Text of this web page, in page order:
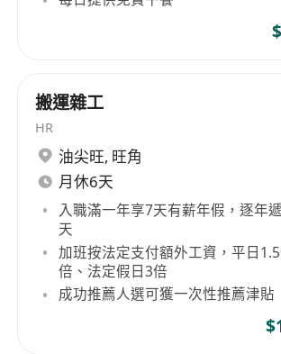
搬運雜工
HR
油尖旺, 旺角
月休6天
入職滿一年享7天有薪年假，逐年
天
加班按法定支付額外工資，平日
倍、法定假日3倍
成功推薦人選可獲一次性推薦津貼